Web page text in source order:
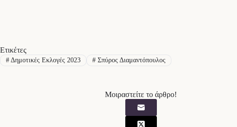
Ετικέτες
#Δημοτικές Εκλογές 2023 #Σπύρος Διαμαντόπουλος
Μοιραστείτε το άρθρο!